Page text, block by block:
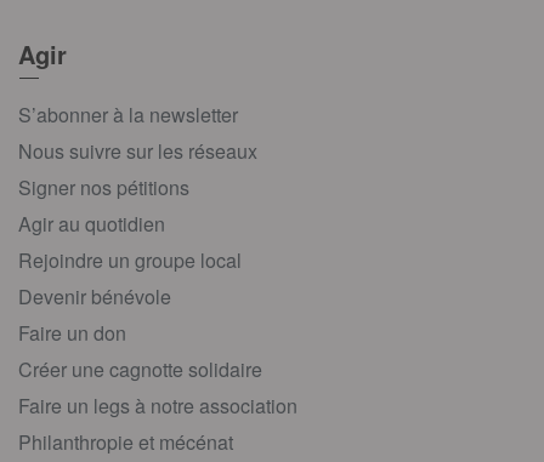
Agir
S’abonner à la newsletter
Nous suivre sur les réseaux
Signer nos pétitions
Agir au quotidien
Rejoindre un groupe local
Devenir bénévole
Faire un don
Créer une cagnotte solidaire
Faire un legs à notre association
Philanthropie et mécénat